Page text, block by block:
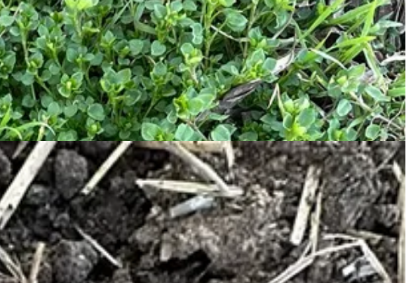
jó pár hétig. A második képen az útszéli borbolyát mutatom, de vigyázat, mert
és ellenségei szeme láttára itta ki a méregpoharat. Amúgy nem nehéz megkülönböztetni
ehhez ismerni kell az ánizsos illatot. Mi lesz veled, világ?!